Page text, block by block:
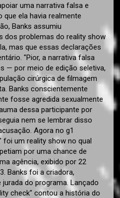
uma narrativa falsa e
ela havia realmente
Banks assumiu
dos problemas do reality show
mas que essas declarações
"Pior, a narrativa falsa
— por meio de edição seletiva,
cirúrgica de filmagem
Banks conscientemente
fosse agredida sexualmente
dessa participante por
nem se lembrar disso
Agora no g1
foi um reality show no qual
por uma chance de
agência, exibido por 22
Banks foi a criadora,
do programa. Lançado
check" contou a história do